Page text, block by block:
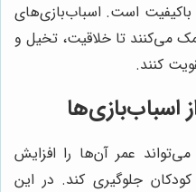
باکیفیت است. اسباب‌بازی‌های
می‌کنند تا خلاقیت، تخیل و
کنند.
اسباب‌بازی‌ها
عمر آن‌ها را افزایش
جلوگیری کند. در این